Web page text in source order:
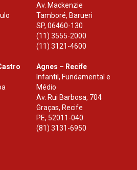
Av. Mackenzie
Tamboré, Barueri
SP,06460-130
(11) 3555-2000
(11) 3121-4600
Agnes – Recife
Infantil, Fundamental e
Médio
Av. Rui Barbosa, 704
Graças, Recife
PE, 52011-040
(81) 3131-6950